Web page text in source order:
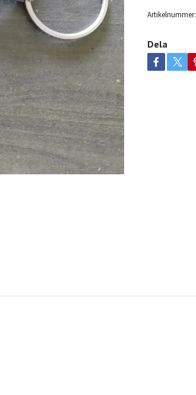
Artikelnummer:
Dela